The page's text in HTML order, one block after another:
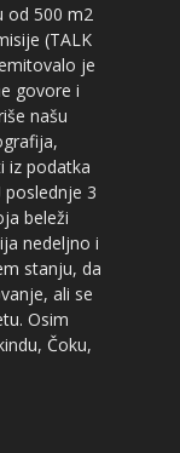
od 500 m2
(TALK
je
govore i
našu
iz podatka
3
beleži
nedeljno i
stanju, da
ali se
Osim
Čoku,